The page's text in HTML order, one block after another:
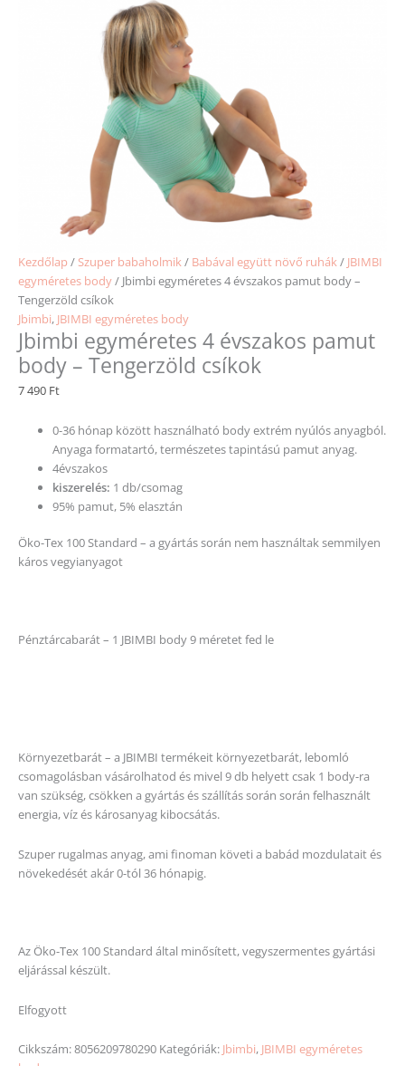
Kezdőlap / Szuper babaholmik/ Babával együtt növő ruhák/ JBIMBI
egyméretes body/ Jbimbi egyméretes 4 évszakos pamut body –
Tengerzöld csíkok
Jbimbi, JBIMBI egyméretes body
Jbimbi egyméretes 4 évszakos pamut
body – Tengerzöld csíkok
7 490 Ft
0-36 hónap között használható body extrém nyúlós anyagból.
Anyaga formatartó, természetes tapintású pamut anyag.
4évszakos
kiszerelés: 1 db/csomag
95% pamut, 5% elasztán
Öko-Tex 100 Standard – a gyártás során nem használtak semmilyen
káros vegyianyagot
Pénztárcabarát – 1 JBIMBI body 9 méretet fed le
Környezetbarát – a JBIMBI termékeit környezetbarát, lebomló
csomagolásban vásárolhatod és mivel 9 db helyett csak 1 body-ra
van szükség, csökken a gyártás és szállítás során során felhasznált
energia, víz és károsanyag kibocsátás.
Szuper rugalmas anyag, ami finoman követi a babád mozdulatait és
növekedését akár 0-tól 36 hónapig.
Az Öko-Tex 100 Standard által minősített, vegyszermentes gyártási
eljárással készült.
Elfogyott
Cikkszám:8056209780290 Kategóriák: Jbimbi, JBIMBI egyméretes